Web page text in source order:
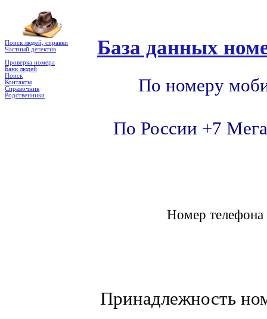
Поиск людей, справки
Частный детектив
Проверка номера
Банк людей
Поиск
Контакты
Справочник
Родственники
База данных
По номеру
По России +7
Номер
Принадлежность